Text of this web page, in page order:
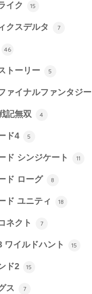
イク 15
クスデルタ 7
46
トーリー 5
ァイナルファンタジー
記無双 4
ド4 5
ド シンジケート 11
ド ローグ 8
ド ユニティ 18
ネクト 7
ワイルドハント 15
ド2 15
ス 7